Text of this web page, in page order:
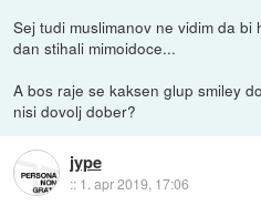
Sej tudi muslimanov ne vidim da
dan stihali mimoidoce...
A bos raje se kaksen glup smiley
nisi dovolj dober?
jype
:: 1. apr 2019, 17:06